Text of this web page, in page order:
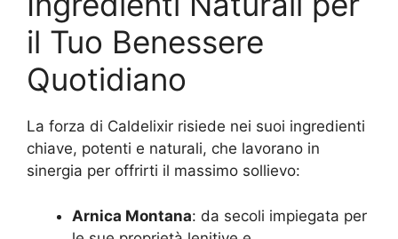
il Tuo Benessere
Quotidiano
La forza di Caldelixir risiede nei suoi ingredienti
chiave, potenti e naturali, che lavorano in
sinergia per offrirti il massimo sollievo:
Arnica Montana: da secoli impiegata per